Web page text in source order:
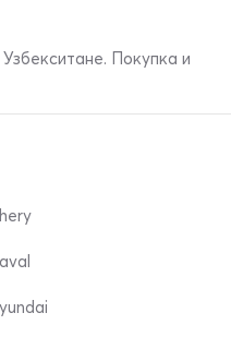
Покупка и